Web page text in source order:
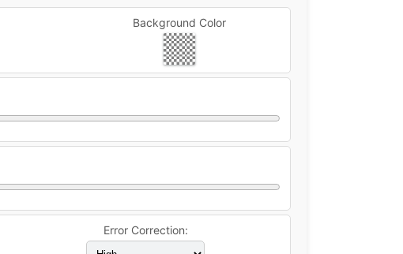
Background Color
Error Correction: